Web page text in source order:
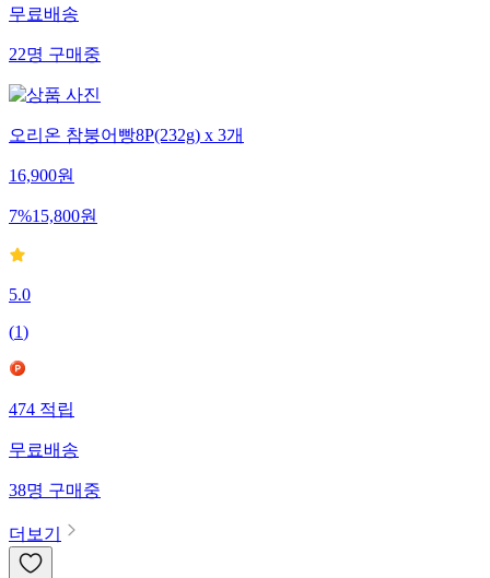
무료배송
22명구매중
오리온 참붕어빵8P(232g) x 3개
16,900원
7%15,800원
5.0
(1)
474적립
무료배송
38명구매중
더보기